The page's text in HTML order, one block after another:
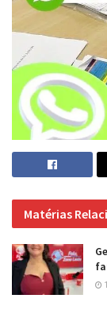
Matérias